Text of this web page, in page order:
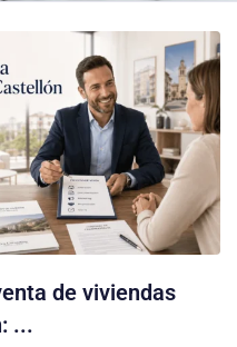
de viviendas
...